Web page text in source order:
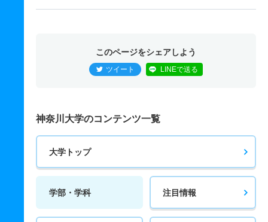
このページをシェアしよう
ツイート LINEで送る
神奈川大学のコンテンツ一覧
大学トップ
学部・学科 注目情報